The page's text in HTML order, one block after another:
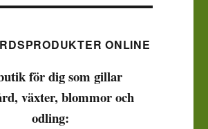
ONLINE
för dig som gillar
växter, blommor och
odling: